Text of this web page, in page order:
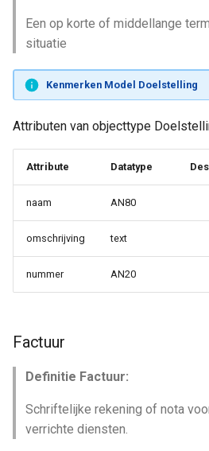
Een op korte of middellange
situatie
Kenmerken Model Doelstelling
Attributen van objecttype
Attribute Datatype
naam AN80
omschrijving text
nummer AN20
Factuur
Definitie Factuur:
Schriftelijke rekening of nota
verrichte diensten.